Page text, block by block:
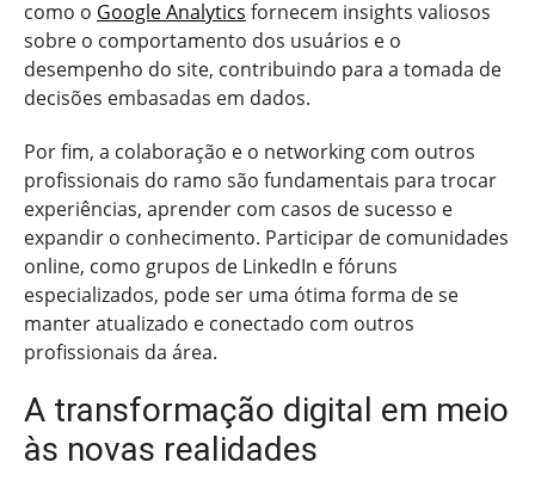
como o Google Analytics fornecem insights valiosos
sobre o comportamento dos usuários e o
desempenho do site, contribuindo para a tomada de
decisões embasadas em dados.
Por fim, a colaboração e o networking com outros
profissionais do ramo são fundamentais para trocar
experiências, aprender com casos de sucesso e
expandir o conhecimento. Participar de comunidades
online, como grupos de LinkedIn e fóruns
especializados, pode ser uma ótima forma de se
manter atualizado e conectado com outros
profissionais da área.
A transformação digital em meio
às novas realidades